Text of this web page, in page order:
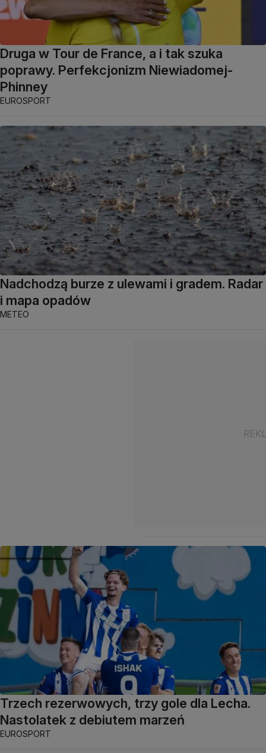
Druga w Tour de France, a i tak szuka
poprawy. Perfekcjonizm Niewiadomej-
Phinney
EUROSPORT
Nadchodzą burze z ulewami i gradem. Radar
i mapa opadów
METEO
Trzech rezerwowych, trzy gole dla Lecha.
Nastolatek z debiutem marzeń
EUROSPORT